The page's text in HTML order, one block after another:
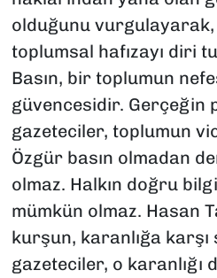
olduğunu vurgulayarak,
toplumsal hafızayı diri
Basın, bir toplumun
güvencesidir. Gerçeğin
gazeteciler, toplumun
Özgür basın olmadan
olmaz. Halkın doğru
mümkün olmaz. Hasan
kurşun, karanlığa karşı
gazeteciler, o karanlığı